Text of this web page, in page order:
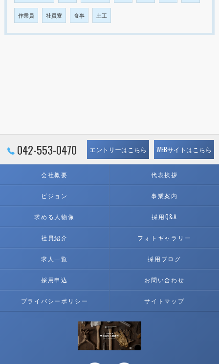
作業員 社員寮 食事 土工
042-553-0470 エントリーはこちら WEBサイトはこちら
会社概要 代表挨拶
ビジョン 事業案内
求める人物像 採用Q&A
社員紹介 フォトギャラリー
求人一覧 採用ブログ
採用申込 お問い合わせ
プライバシーポリシー サイトマップ